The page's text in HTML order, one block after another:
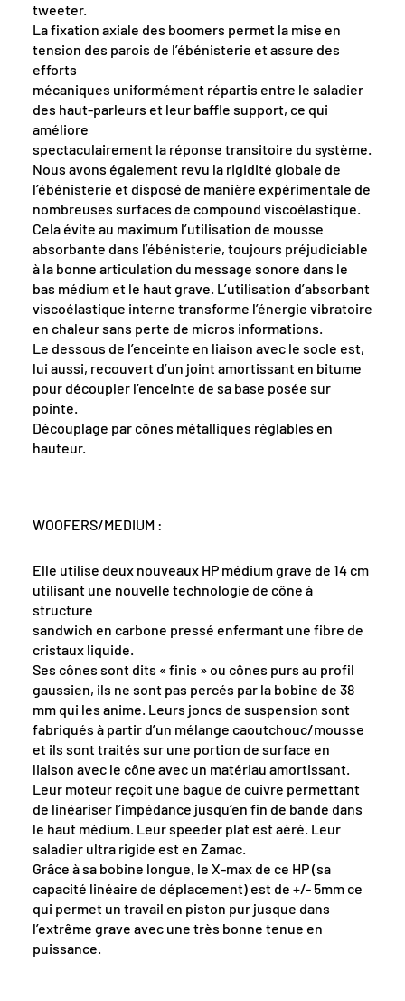
tweeter.
La fixation axiale des boomers permet la mise en
tension des parois de l’ébénisterie et assure des
efforts
mécaniques uniformément répartis entre le saladier
des haut-parleurs et leur baffle support, ce qui
améliore
spectaculairement la réponse transitoire du système.
Nous avons également revu la rigidité globale de
l’ébénisterie et disposé de manière expérimentale de
nombreuses surfaces de compound viscoélastique.
Cela évite au maximum l’utilisation de mousse
absorbante dans l’ébénisterie, toujours préjudiciable
à la bonne articulation du message sonore dans le
bas médium et le haut grave. L’utilisation d’absorbant
viscoélastique interne transforme l’énergie vibratoire
en chaleur sans perte de micros informations.
Le dessous de l’enceinte en liaison avec le socle est,
lui aussi, recouvert d’un joint amortissant en bitume
pour découpler l’enceinte de sa base posée sur
pointe.
Découplage par cônes métalliques réglables en
hauteur.
WOOFERS/MEDIUM :
Elle utilise deux nouveaux HP médium grave de 14 cm
utilisant une nouvelle technologie de cône à
structure
sandwich en carbone pressé enfermant une fibre de
cristaux liquide.
Ses cônes sont dits « finis » ou cônes purs au profil
gaussien, ils ne sont pas percés par la bobine de 38
mm qui les anime. Leurs joncs de suspension sont
fabriqués à partir d’un mélange caoutchouc/mousse
et ils sont traités sur une portion de surface en
liaison avec le cône avec un matériau amortissant.
Leur moteur reçoit une bague de cuivre permettant
de linéariser l’impédance jusqu’en fin de bande dans
le haut médium. Leur speeder plat est aéré. Leur
saladier ultra rigide est en Zamac.
Grâce à sa bobine longue, le X-max de ce HP (sa
capacité linéaire de déplacement) est de +/- 5mm ce
qui permet un travail en piston pur jusque dans
l’extrême grave avec une très bonne tenue en
puissance.